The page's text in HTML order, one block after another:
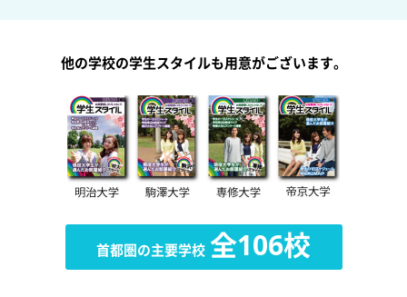
他の学校の学生スタイルも用意がございます。
首都圏の主要学校 全106校